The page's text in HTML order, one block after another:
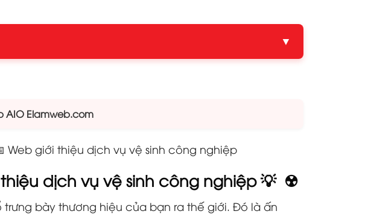
▼
AIO Elamweb.com
Web giới thiệu dịch vụ vệ sinh công nghiệp
dịch vụ vệ sinh công nghiệp 💡 ☢️
trưng bày thương hiệu của bạn ra thế giới. Đó là ấn